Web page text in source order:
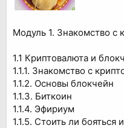
Модуль 1. Знакомство с
1.1 Криптовалюта и
1.1.1. Знакомство с
1.1.2. Основы блокчейн
1.1.3. Биткоин
1.1.4. Эфириум
1.1.5. Стоить ли